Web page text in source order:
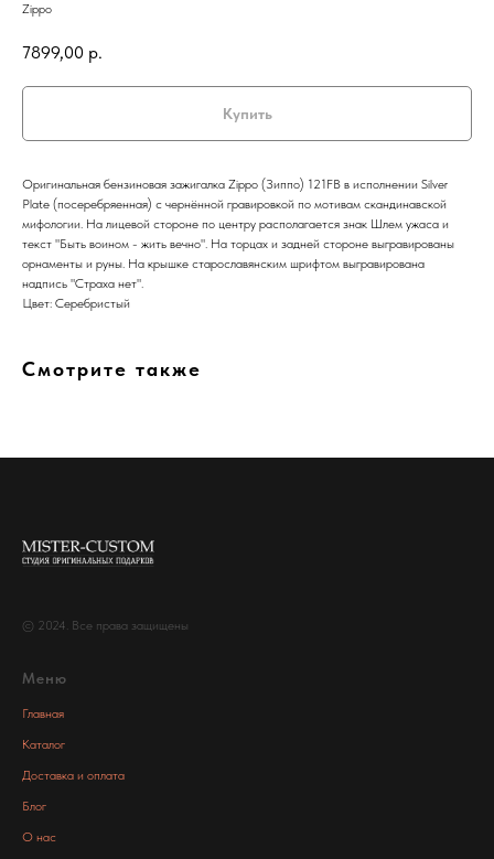
Zippo
7899,00 р.
Купить
Оригинальная бензиновая зажигалка Zippo (Зиппо) 121FB в исполнении Silver
Plate (посеребряенная) с чернённой гравировкой по мотивам скандинавской
мифологии. На лицевой стороне по центру располагается знак Шлем ужаса и
текст "Быть воином - жить вечно". На торцах и задней стороне выгравированы
орнаменты и руны. На крышке старославянским шрифтом выгравирована
надпись "Страха нет".
Цвет: Серебристый
Смотрите также
© 2024. Все права защищены
Меню
Главная
Каталог
Доставка и оплата
Блог
О нас